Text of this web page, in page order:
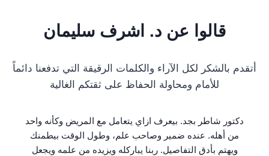
قالوا عن د. اشرف سليمان
أتقدم بالشكر لكل الآراء والكلمات الرقيقة التي تدفعنا دائماً
للأمام ومحاولة الحفاظ على ثقتكم الغالية
دكتور شاطر بجد. بيعرف ازاي يتعامل مع المريض وكأنه واحد
من أهله. عنده ضمير وصاحب علم، وطول الوقت بيطمنك
ويهتم بأدق التفاصيل. ربنا يباركله ويزيده من علمه ويجعل